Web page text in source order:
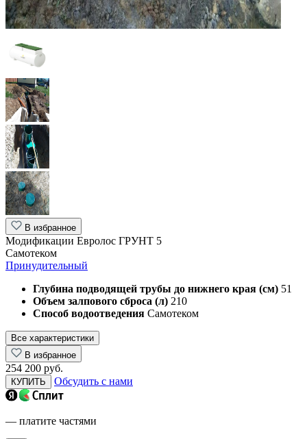
В избранное
Модификации Евролос ГРУНТ 5
Самотеком
Принудительный
Глубина подводящей трубы до нижнего края (см) 51
Объем залпового сброса (л) 210
Способ водоотведения Самотеком
Все характеристики
В избранное
254 200 руб.
КУПИТЬ Обсудить с нами
— платите частями